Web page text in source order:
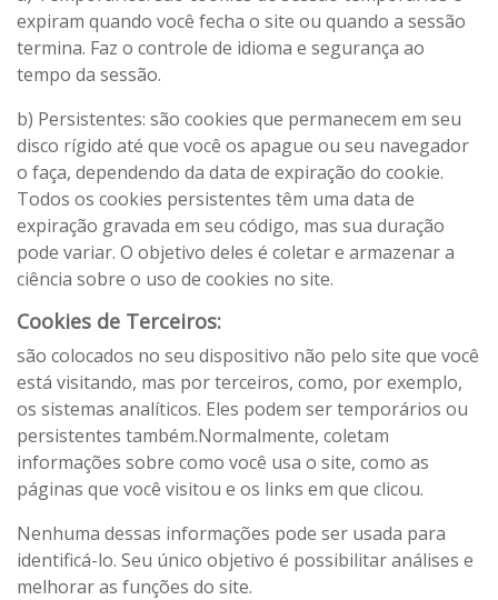
expiram quando você fecha o site ou quando a sessão
termina. Faz o controle de idioma e segurança ao
tempo da sessão.
b) Persistentes: são cookies que permanecem em seu
disco rígido até que você os apague ou seu navegador
o faça, dependendo da data de expiração do cookie.
Todos os cookies persistentes têm uma data de
expiração gravada em seu código, mas sua duração
pode variar. O objetivo deles é coletar e armazenar a
ciência sobre o uso de cookies no site.
Cookies de Terceiros:
são colocados no seu dispositivo não pelo site que você
está visitando, mas por terceiros, como, por exemplo,
os sistemas analíticos. Eles podem ser temporários ou
persistentes também.Normalmente, coletam
informações sobre como você usa o site, como as
páginas que você visitou e os links em que clicou.
Nenhuma dessas informações pode ser usada para
identificá-lo. Seu único objetivo é possibilitar análises e
melhorar as funções do site.